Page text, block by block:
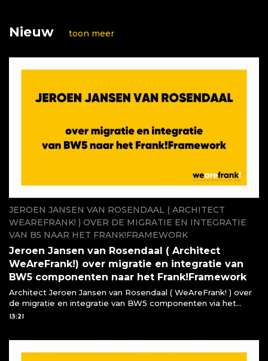
Nieuw toon meer
JEROEN JANSEN VAN ROSENDAAL ( ARCHITECT
WEAREFRANK! ) OVER DE MIGRATIE EN INTEGRATIE
VAN B5 NAAR HET FRANK!FRAMEWORK
Jeroen Jansen van Rosendaal ( Architect
WeAreFrank!) over migratie en integratie van
BW5 componenten naar het Frank!Framework
Architect Jeroen Jansen van Rosendaal ( WeAreFrank! ) over
de migratie en integratie van BW5 componenten via het
Frank!Framework
13:21